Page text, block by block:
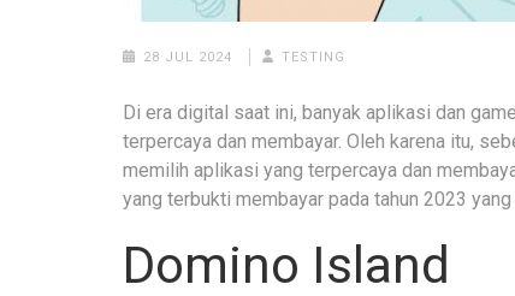
28 JUL 2024 TESTING
Di era digital saat ini, banyak aplikasi dan
terpercaya dan membayar. Oleh karena itu,
memilih aplikasi yang terpercaya dan
yang terbukti membayar pada tahun 2023
Domino Island